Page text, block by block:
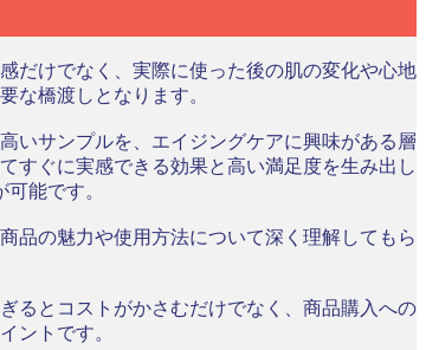
だけでなく、実際に使った後の肌の変化や心地
な橋渡しとなります。
いサンプルを、エイジングケアに興味がある層
すぐに実感できる効果と高い満足度を生み出し
能です。
品の魅力や使用方法について深く理解してもら
るとコストがかさむだけでなく、商品購入への
ントです。